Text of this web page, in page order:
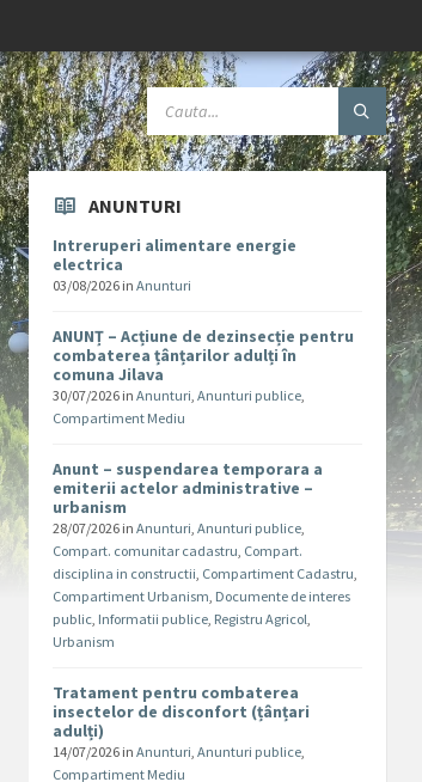
ANUNTURI
Intreruperi alimentare energie
electrica
03/08/2026 inAnunturi
ANUNȚ – Acțiune de dezinsecție pentru
combaterea țânțarilor adulți în
comuna Jilava
30/07/2026 inAnunturi,Anunturi publice,
Compartiment Mediu
Anunt – suspendarea temporara a
emiterii actelor administrative –
urbanism
28/07/2026 inAnunturi,Anunturi publice,
Compart. comunitar cadastru, Compart.
disciplina in constructii, Compartiment Cadastru,
Compartiment Urbanism, Documente de interes
public, Informatii publice, Registru Agricol,
Urbanism
Tratament pentru combaterea
insectelor de disconfort (țânțari
adulți)
14/07/2026 inAnunturi,Anunturi publice,
Compartiment Mediu